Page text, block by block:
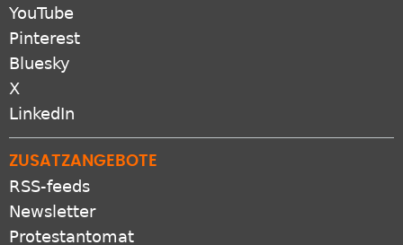
YouTube
Pinterest
Bluesky
X
LinkedIn
ZUSATZANGEBOTE
RSS-feeds
Newsletter
Protestantomat